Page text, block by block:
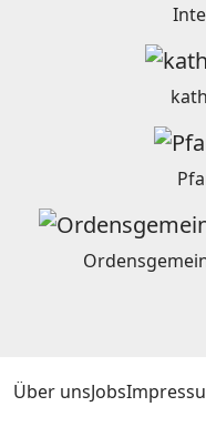
Über unsJobs